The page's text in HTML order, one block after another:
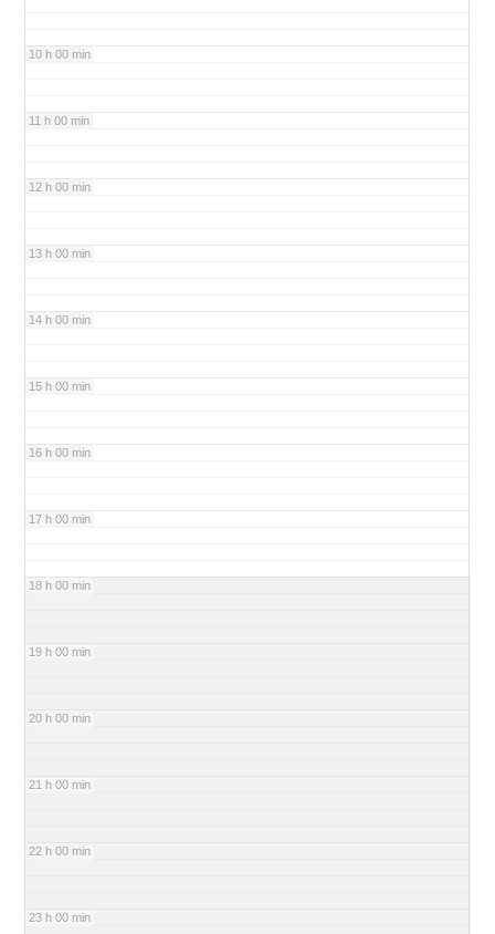
10 h 00 min
11 h 00 min
12 h 00 min
13 h 00 min
14 h 00 min
15 h 00 min
16 h 00 min
17 h 00 min
18 h 00 min
19 h 00 min
20 h 00 min
21 h 00 min
22 h 00 min
23 h 00 min